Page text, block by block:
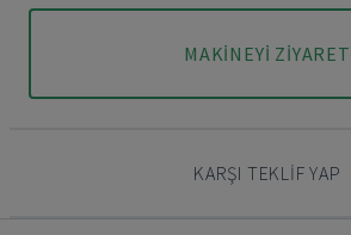
MAKINEYI ZIYARET
KARŞI TEKLIF YAP